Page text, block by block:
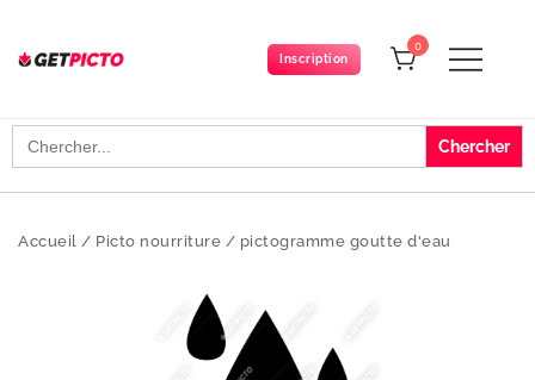
content
Inscription
0
Search
for:
Accueil / Picto nourriture / pictogramme goutte d'eau